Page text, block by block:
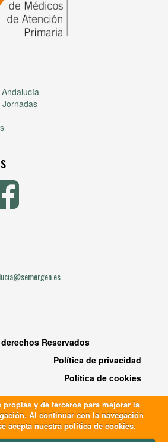
Reservados
Política de privacidad
Política de cookies
y de terceros para mejorar la
Al continuar con la navegación
acepta nuestra política de cookies.